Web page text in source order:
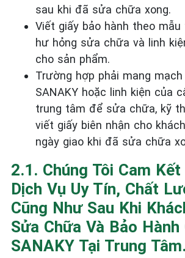
sau khi đã sửa chữa xong.
Viết giấy bảo hành theo
hư hỏng sửa chữa và linh
cho sản phẩm.
Trường hợp phải mang
SANAKY hoặc linh kiện của
trung tâm để sửa chữa, kỹ
viết giấy biên nhận cho
ngày giao khi đã sửa chữa
2.1. Chúng Tôi Cam
Dịch Vụ Uy Tín, Chất
Cũng Như Sau Khi
Sửa Chữa Và Bảo
SANAKY Tại Trung Tâm.